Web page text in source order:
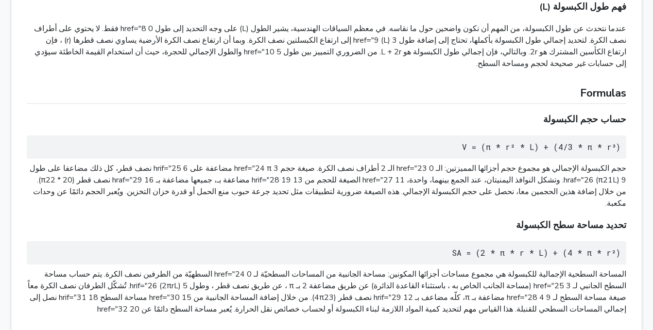
فهم طول الكبسولة (L)
عندما نتحدث عن طول الكبسولة، من المهم أن نكون واضحين حول ما نقاسه. في معظم السياقات الهندسية، يشير الطول (L) على وجه التحديد إلى طول 0 href="8 فقط. لا يحتوي على أطراف
نصف الكرة. لتحديد إجمالي طول الكبسولة بأكملها، تحتاج إلى إضافة طول 3 href="9 (L) إلى ارتفاع الكبسلتين نصف الكرة. وبما أن ارتفاع نصف الكرة الأرضية يساوي نصف قطرها (r) ، فإن
ارتفاع الكأسين المشترك هو 2r. وبالتالي، فإن إجمالي طول الكبسولة هو L + 2r. من الضروري التمييز بين طول 5 href="10 والطول الإجمالي للحجرة، حيث أن استخدام القيمة الخاطئة سيؤدي
إلى حسابات غير صحيحة لحجم ومساحة السطح.
Formulas
حساب حجم الكبسولة
V = (π * r² * L) + (4/3 * π * r³)
حجم الكبسولة الإجمالي هو مجموع حجم أجزائها المميزتين: الـ 0 href="23 الـ 2 أطراف نصف الكرة. صيغة حجم 3 href="24 π مضاعفة على 6 hrif="25 نصف قطر، كل ذلك مضاعفا على طول
9 hraf="26 (π21L). وتشكل النوافذ اليمنيتان، عند الجمع بينهما، واحدة، 11 href="27 الصيغة للحجم من 13 hrif="28 19 مضاعفة بـ، جميعها مضاعفة بـ 16 hraf="29 نصف قطر (20 * π22).
من خلال إضافة هذين الحجمين معا، نحصل على حجم الكبسولة الإجمالي. هذه الصيغة ضرورية لتطبيقات مثل تحديد جرعة حبوب منع الحمل أو قدرة خزان التخزين. ويُعبر الحجم دائمًا عن وحدات
مكعبة.
تحديد مساحة سطح الكبسولة
SA = (2 * π * r * L) + (4 * π * r²)
المساحة السطحية الإجمالية للكبسولة هي مجموع مساحات أجزائها المكونين: مساحة الجانبية من المساحات السطحيّة لـ 0 href="24 السطهيّة من الطرفين نصف الكرة. يتم حساب مساحة
السطح الجانبي لـ 3 href="25 (مساحة الجانب الخاص به ، باستثناء القاعدة الدائرة) عن طريق مضاعفة 2 بـ π ، عن طريق نصف قطر ، وطول 5 hrif="26 (2πrL). تُشكّل الطرفان نصف الكرة معاً
صيغة مساحة السطح لـ 9 href="28 4 مضاعفة بـ π، كلّه مضاعف بـ 12 hrif="29 نصف قطر (4π23). من خلال إضافة المساحة الجانبية من 15 href="30 مساحة السطح 18 hrif="31 نصل إلى
إجمالي المساحات السطحي للقنبلة. هذا القياس مهم لتحديد كمية المواد اللازمة لبناء الكبسولة أو لحساب خصائص نقل الحرارة. يُعبر مساحة السطح دائمًا عن 20 href="32